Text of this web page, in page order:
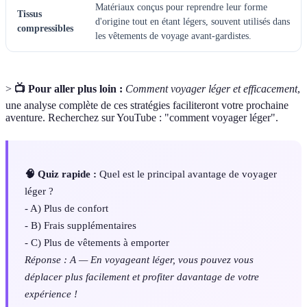
Tissus
compressibles
Matériaux conçus pour reprendre leur forme
d'origine tout en étant légers, souvent utilisés dans
les vêtements de voyage avant-gardistes.
> 📺 Pour aller plus loin : Comment voyager léger et efficacement,
une analyse complète de ces stratégies faciliteront votre prochaine
aventure. Recherchez sur YouTube : "comment voyager léger".
🧠 Quiz rapide : Quel est le principal avantage de voyager
léger ?
- A) Plus de confort
- B) Frais supplémentaires
- C) Plus de vêtements à emporter
Réponse : A — En voyageant léger, vous pouvez vous
déplacer plus facilement et profiter davantage de votre
expérience !